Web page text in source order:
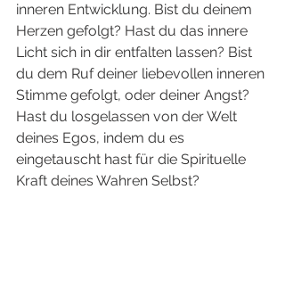
inneren Entwicklung. Bist du deinem
Herzen gefolgt? Hast du das innere
Licht sich in dir entfalten lassen? Bist
du dem Ruf deiner liebevollen inneren
Stimme gefolgt, oder deiner Angst?
Hast du losgelassen von der Welt
deines Egos, indem du es
eingetauscht hast für die Spirituelle
Kraft deines Wahren Selbst?